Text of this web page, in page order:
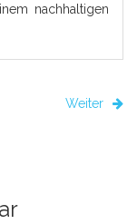
nachhaltigen
Weiter